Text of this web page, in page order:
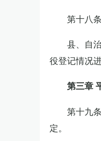
第十八
县、自
役登记情况
第三章
第十九
定。